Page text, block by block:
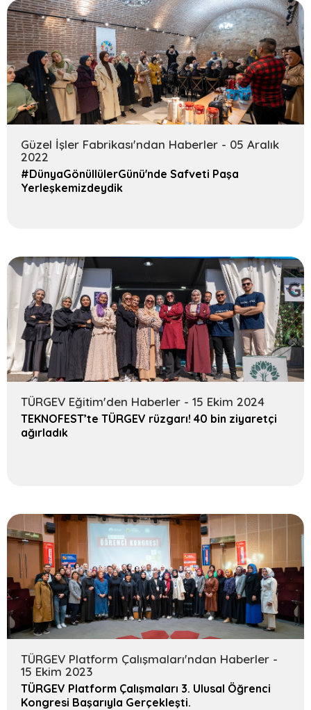
Güzel İşler Fabrikası'ndan Haberler - 05 Aralık
2022
#DünyaGönüllülerGünü'nde Safveti Paşa
Yerleşkemizdeydik
TÜRGEV Eğitim'den Haberler - 15 Ekim 2024
TEKNOFEST’te TÜRGEV rüzgarı! 40 bin ziyaretçi
ağırladık
TÜRGEV Platform Çalışmaları'ndan Haberler -
15 Ekim 2023
TÜRGEV Platform Çalışmaları 3. Ulusal Öğrenci
Kongresi Başarıyla Gerçekleşti.